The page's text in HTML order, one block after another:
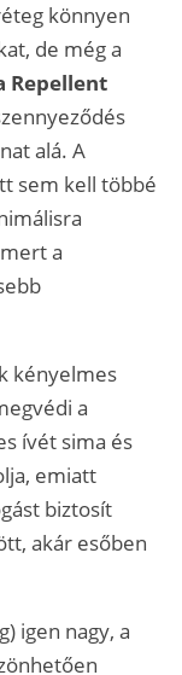
könnyen
de még a
Repellent
alá. A
sem kell többé
a
kényelmes
a
ívét sima és
emiatt
biztosít
akár esőben
igen nagy, a